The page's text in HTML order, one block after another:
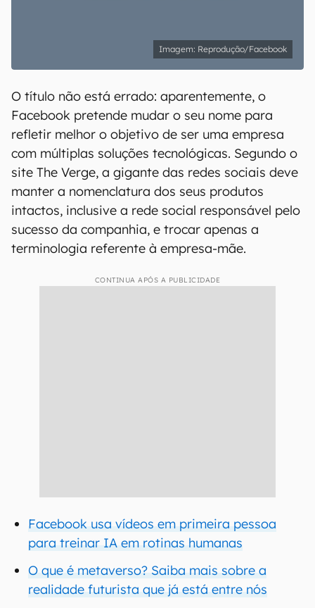
Reprodução/Facebook
O título não está errado: aparentemente, o
Facebook pretende mudar o seu nome para
refletir melhor o objetivo de ser uma empresa
com múltiplas soluções tecnológicas. Segundo o
site The Verge, a gigante das redes sociais deve
manter a nomenclatura dos seus produtos
intactos, inclusive a rede social responsável pelo
sucesso da companhia, e trocar apenas a
terminologia referente à empresa-mãe.
CONTINUA APÓS A PUBLICIDADE
Facebook usa vídeos em primeira pessoa
para treinar IA em rotinas humanas
O que é metaverso? Saiba mais sobre a
realidade futurista que já está entre nós